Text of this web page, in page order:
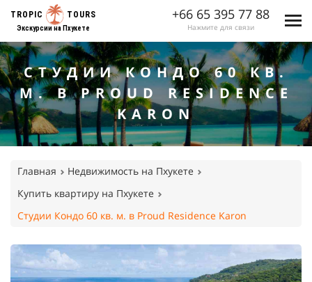
TROPIC TOURS
Экскурсии на Пхукете
+66 65 395 77 88
Нажмите для связи
СТУДИИ КОНДО 60 КВ.
М. В PROUD RESIDENCE
KARON
Главная
Недвижимость на Пхукете
Купить квартиру на Пхукете
Студии Кондо 60 кв. м. в Proud Residence Karon